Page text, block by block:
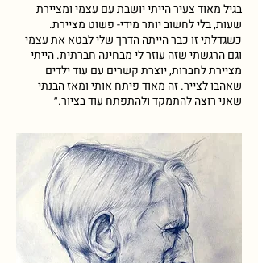
בגיל מאוד צעיר הייתי יושבת עם עצמי ומציירת
שעות, בלי לחשוב יותר מידי- פשוט מציירת.
כשגדלתי זו כבר הייתה הדרך שלי לבטא את עצמי
וגם הרגשתי שזה עוזר לי מבחינה חברתית. הייתי
מציירת לחברות, יוצרת קשרים עם עוד ילדים
שאהבו לצייר. זה מאוד פיתח אותי ומאז הבנתי
שאני רוצה להתמקד ולהתפתח עוד בציור.״